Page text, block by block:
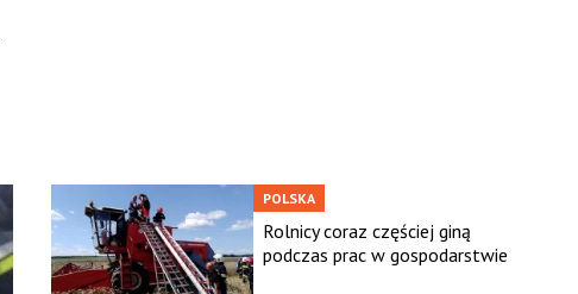
POLSKA
Rolnicy coraz częściej giną
podczas prac w gospodarstwie